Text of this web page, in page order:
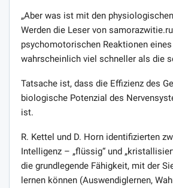
„Aber was ist mit den
Werden die Leser von
psychomotorischen Reaktionen
wahrscheinlich viel schneller als die
Tatsache ist, dass die Effizienz des
biologische Potenzial des
ist.
R. Kettel und D. Horn identifizierten
Intelligenz – „flüssig“ und
die grundlegende Fähigkeit, mit der
lernen können (Auswendiglernen,